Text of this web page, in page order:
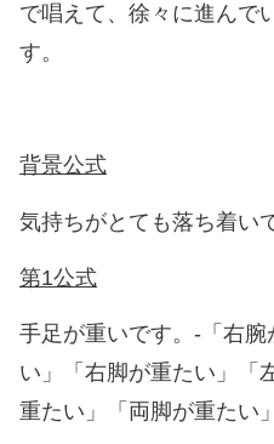
で唱えて、徐々に進んで
す。
背景公式
気持ちがとても落ち着い
第1公式
手足が重いです。-「右
い」「右脚が重たい」「
重たい」「両脚が重たい